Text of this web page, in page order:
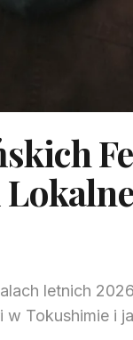
letnich
Tokushimie i